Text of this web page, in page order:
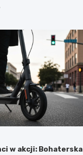
w akcji: Bohaterska